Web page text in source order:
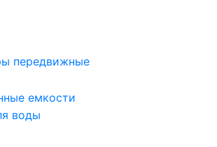
передвижные
емкости
воды